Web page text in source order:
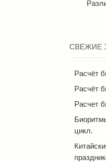
СВЕЖИЕ
Расчёт
Расчёт
Расчет
цикл.